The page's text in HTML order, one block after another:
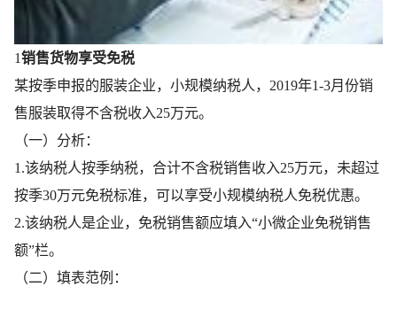
1销售货物享受免税
某按季申报的服装企业，小规模纳税人，2019年1-3月份销
售服装取得不含税收入25万元。
（一）分析：
1.该纳税人按季纳税，合计不含税销售收入25万元，未超过
按季30万元免税标准，可以享受小规模纳税人免税优惠。
2.该纳税人是企业，免税销售额应填入“小微企业免税销售
额”栏。
（二）填表范例：